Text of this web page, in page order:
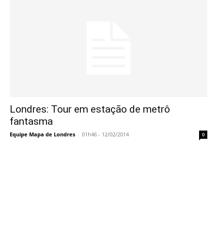
Londres: Tour em estação de metrô
fantasma
Equipe Mapa de Londres - 01h46 - 12/02/2014 0